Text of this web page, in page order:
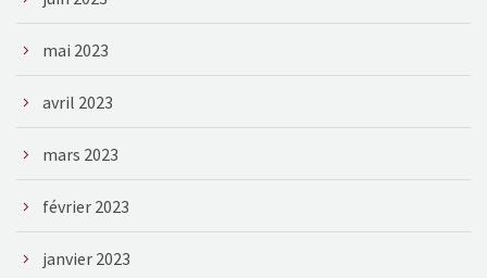
mai 2023
avril 2023
mars 2023
février 2023
janvier 2023